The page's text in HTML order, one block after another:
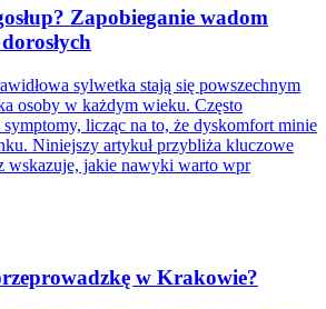
Zapobieganie wadom
sylwetka stają się powszechnym
osoby w każdym wieku. Często
licząc na to, że dyskomfort minie
Niniejszy artykuł przybliża kluczowe
wskazuje, jakie nawyki warto wpr
w Krakowie?